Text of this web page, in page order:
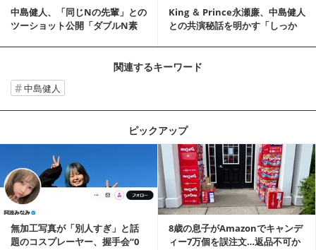
中島健人、「同じNの先輩」との
ツーショット公開「ダブルN素
King ＆ Prince永瀬廉、中島健人
との共演秘話を明かす「しっか
関連するキーワード
中島健人
ピックアップ
無加工写真が「別人すぎ」と話
題のコスプレーヤー、握手会“0
8歳の息子がAmazonでキャンデ
ィー7万個を誤注文…返品不可か